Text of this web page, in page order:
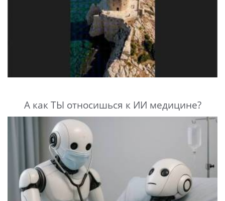
А как ТЫ относишься к ИИ медицине?